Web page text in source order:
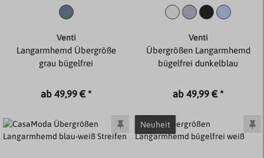
Venti
Langarmhemd Übergröße
grau bügelfrei
ab 49,99 € *
Venti
Übergrößen Langarmhemd
bügelfrei dunkelblau
ab 49,99 € *
Neuheit